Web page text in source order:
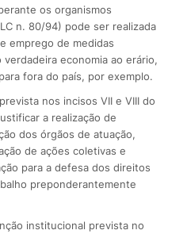
os organismos
n. 80/94) pode ser realizada
emprego de medidas
economia ao erário,
fora do país, por exemplo.
nos incisos VII e VIII do
a realização de
dos órgãos de atuação,
de ações coletivas e
para a defesa dos direitos
preponderantemente
institucional prevista no